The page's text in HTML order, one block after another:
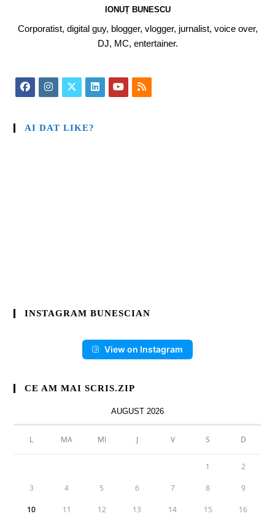
IONUȚ BUNESCU
Corporatist, digital guy, blogger, vlogger, jurnalist, voice over,
DJ, MC, entertainer.
AI DAT LIKE?
INSTAGRAM BUNESCIAN
View on Instagram
CE AM MAI SCRIS.ZIP
AUGUST 2026
L MA MI J V S D
1 2
3 4 5 6 7 8 9
10 11 12 13 14 15 16